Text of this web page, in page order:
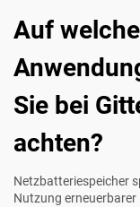
Auf
Sie bei
achten?
Netzbatteriespeicher
Nutzung erneuerbarer